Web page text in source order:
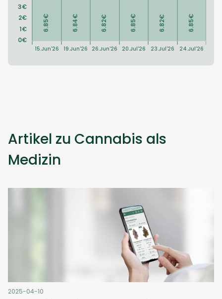
Artikel zu Cannabis als
Medizin
2025-04-10